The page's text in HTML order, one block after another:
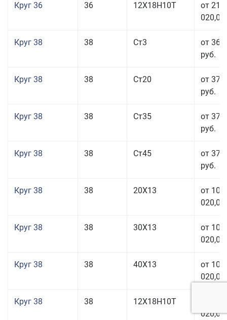
Круг 36 36 12Х18Н10Т
от 210
020,00
Круг 38 38 Ст3
от 36
руб.
Круг 38 38 Ст20
от 37
руб.
Круг 38 38 Ст35
от 37
руб.
Круг 38 38 Ст45
от 37
руб.
Круг 38 38 20Х13
от 101
020,00
Круг 38 38 30Х13
от 101
020,00
Круг 38 38 40Х13
от 101
020,00
Круг 38 38 12Х18Н10Т
020,00